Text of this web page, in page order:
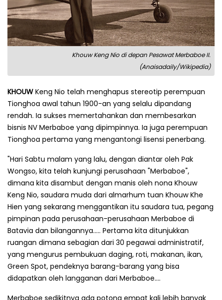
Khouw Keng Nio di depan Pesawat Merbaboe II.
(Anaisadaily/Wikipedia)
KHOUW Keng Nio telah menghapus stereotip perempuan
Tionghoa awal tahun 1900-an yang selalu dipandang
rendah. Ia sukses memertahankan dan membesarkan
bisnis NV Merbaboe yang dipimpinnya. Ia juga perempuan
Tionghoa pertama yang mengantongi lisensi penerbang.
"Hari Sabtu malam yang lalu, dengan diantar oleh Pak
Wongso, kita telah kunjungi perusahaan "Merbaboe",
dimana kita disambut dengan manis oleh nona Khouw
Keng Nio, saudara muda dari almarhum tuan Khouw Khe
Hien yang sekarang menggantikan itu saudara tua, pegang
pimpinan pada perusahaan-perusahaan Merbaboe di
Batavia dan bilangannya..... Pertama kita ditunjukkan
ruangan dimana sebagian dari 30 pegawai administratif,
yang mengurus pembukuan daging, roti, makanan, ikan,
Green Spot, pendeknya barang-barang yang bisa
didapatkan oleh langganan dari Merbaboe....
Merbaboe sedikitnya ada potong empat kali lebih banyak